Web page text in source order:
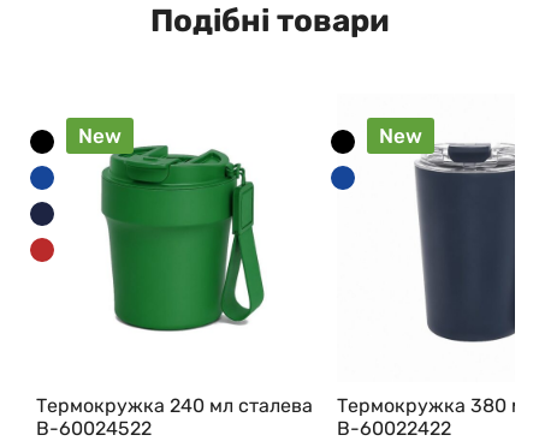
Подібні товари
New
Термокружка 240 мл сталева
В-60024522
New
Термокружка 380 мл
В-60022422